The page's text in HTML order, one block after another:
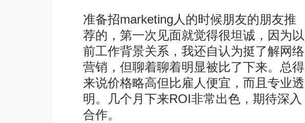
准备招marketing人的时候朋友的朋友推
荐的，第一次见面就觉得很坦诚，因为以
前工作背景关系，我还自认为挺了解网络
营销，但聊着聊着明显被比了下来。总得
来说价格略高但比雇人便宜，而且专业透
明。几个月下来ROI非常出色，期待深入
合作。